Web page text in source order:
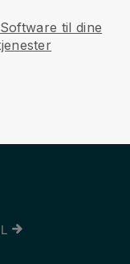
til dine